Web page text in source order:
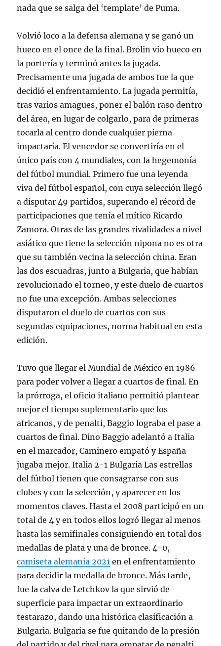
nada que se salga del ‘template’ de Puma.
Volvió loco a la defensa alemana y se ganó un
hueco en el once de la final. Brolin vio hueco en
la portería y terminó antes la jugada.
Precisamente una jugada de ambos fue la que
decidió el enfrentamiento. La jugada permitía,
tras varios amagues, poner el balón raso dentro
del área, en lugar de colgarlo, para de primeras
tocarla al centro donde cualquier pierna
impactaría. El vencedor se convertiría en el
único país con 4 mundiales, con la hegemonía
del fútbol mundial. Primero fue una leyenda
viva del fútbol español, con cuya selección llegó
a disputar 49 partidos, superando el récord de
participaciones que tenía el mítico Ricardo
Zamora. Otras de las grandes rivalidades a nivel
asiático que tiene la selección nipona no es otra
que su también vecina la selección china. Eran
las dos escuadras, junto a Bulgaria, que habían
revolucionado el torneo, y este duelo de cuartos
no fue una excepción. Ambas selecciones
disputaron el duelo de cuartos con sus
segundas equipaciones, norma habitual en esta
edición.
Tuvo que llegar el Mundial de México en 1986
para poder volver a llegar a cuartos de final. En
la prórroga, el oficio italiano permitió plantear
mejor el tiempo suplementario que los
africanos, y de penalti, Baggio lograba el pase a
cuartos de final. Dino Baggio adelantó a Italia
en el marcador, Caminero empató y España
jugaba mejor. Italia 2-1 Bulgaria Las estrellas
del fútbol tienen que consagrarse con sus
clubes y con la selección, y aparecer en los
momentos claves. Hasta el 2008 participó en un
total de 4 y en todos ellos logró llegar al menos
hasta las semifinales consiguiendo en total dos
medallas de plata y una de bronce. 4-0,
camiseta alemania 2021 en el enfrentamiento
para decidir la medalla de bronce. Más tarde,
fue la calva de Letchkov la que sirvió de
superficie para impactar un extraordinario
testarazo, dando una histórica clasificación a
Bulgaria. Bulgaria se fue quitando de la presión